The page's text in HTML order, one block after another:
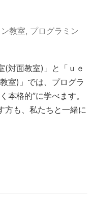
教室, プログラミン
(対面教室)」と「ｕｅ
室)」では、プログラ
本格的”に学べます。
方も、私たちと一緒に